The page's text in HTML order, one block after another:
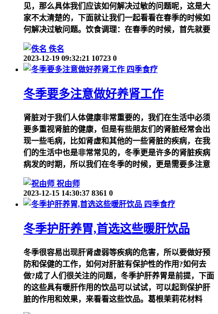
见，那么具体我们应该如何解决过敏的问题呢，这是大
家不太清楚的，下面就让我们一起看看在春季的时候如
何解决过敏问题。饮食调理：在春季的时候，首先就要
佚名
2023-12-19 09:32:21 10723 0
四季食疗
冬季要多注意做好养肾工作
肾脏对于我们人体健康非常重要的，我们在生活中必须
要多重视肾脏的健康，但是有些朋友们的肾脏经常会出
现一些毛病，比如肾虚和其他的一些肾脏的疾病，在我
们的生活中也是非常常见的，冬季更是许多的肾脏疾病
病发的时期，所以我们在冬季的时候，更是需要多注意
祝由师
2023-12-15 14:30:37 8361 0
四季食疗
冬季护肝养胃,首选这些暖肝饮品
冬季很容易出现肝肾虚弱等疾病的危害，所以要做好预
防和保健的工作，如何对肝脏有保护性的作用?如何去
做?成了人们很关注的问题，冬季护肝养胃是前提，下面
的这些具有暖肝作用的饮品可以试试，可以起到保护肝
脏的作用和效果，来看看这些饮品。葛根茉莉花材料